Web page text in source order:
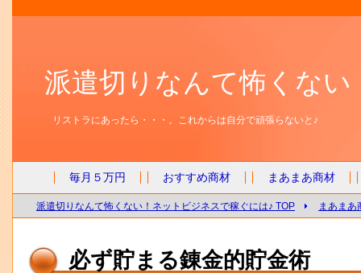
派遣切りなんて怖くな
リストラにあったら・・・。これからは自分で頑張らないと♪
毎月５万円 おすすめ商材 まあまあ商材
派遣切りなんて怖くない！ネットビジネスで稼ぐには♪ TOP まあまあ
必ず貯まる錬金的貯金術